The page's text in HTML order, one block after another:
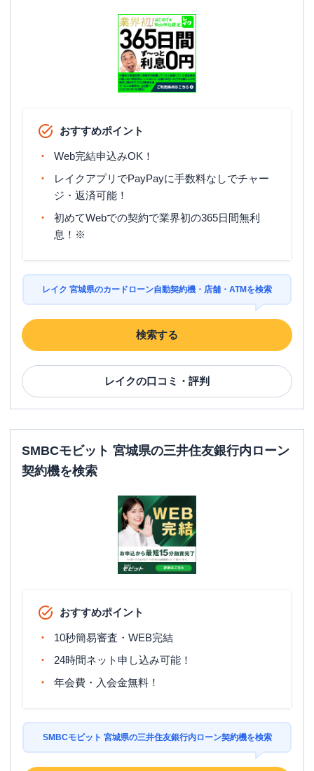
おすすめポイント
Web完結申込みOK！
レイクアプリでPayPayに手数料なしでチャー
ジ・返済可能！
初めてWebでの契約で業界初の365日間無利
息！※
レイク 宮城県のカードローン自動契約機・店舗・ATMを検索
検索する
レイクの口コミ・評判
SMBCモビット 宮城県の三井住友銀行内ローン
契約機を検索
おすすめポイント
10秒簡易審査・WEB完結
24時間ネット申し込み可能！
年会費・入会金無料！
SMBCモビット 宮城県の三井住友銀行内ローン契約機を検索